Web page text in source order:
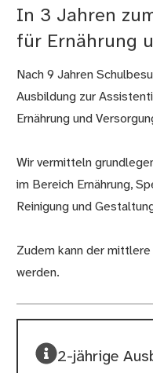
In 3 Jahren
für Ernährung
Nach 9 Jahren
Ausbildung zur
Ernährung und
Wir vermitteln
im Bereich Ernährung,
Reinigung und
Zudem kann der
werden.
2-jährige